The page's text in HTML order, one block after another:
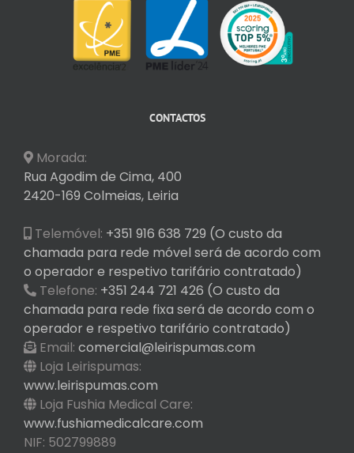
CONTACTOS
Morada:
Rua Agodim de Cima, 400
2420-169 Colmeias, Leiria
Telemóvel: +351 916 638 729 (O custo da
chamada para rede móvel será de acordo com
o operador e respetivo tarifário contratado)
Telefone: +351 244 721 426 (O custo da
chamada para rede fixa será de acordo com o
operador e respetivo tarifário contratado)
Email: comercial@leirispumas.com
Loja Leirispumas:
www.leirispumas.com
Loja Fushia Medical Care:
www.fushiamedicalcare.com
NIF: 502799889